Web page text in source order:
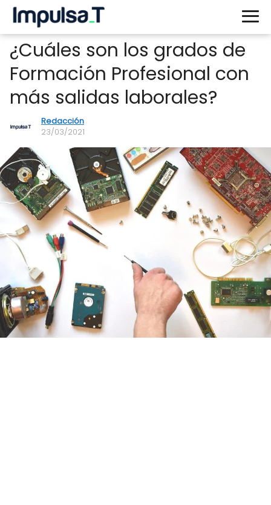
¿Cuáles son los grados de
Formación Profesional con
más salidas laborales?
Redacción
23/03/2021